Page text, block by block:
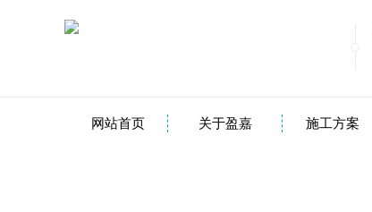
网站首页 关于盈嘉 施工方案